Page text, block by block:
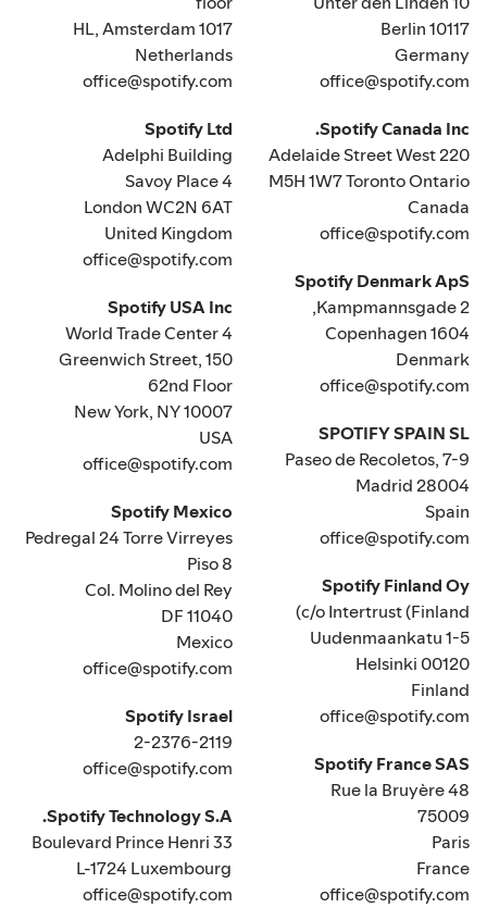
10117 Berlin
Germany
office@spotify.com
Spotify Canada Inc.
220 Adelaide Street West
M5H 1W7 Toronto Ontario
Canada
office@spotify.com
Spotify Denmark ApS
Kampmannsgade 2,
1604 Copenhagen
Denmark
office@spotify.com
SPOTIFY SPAIN SL
Paseo de Recoletos, 7-9
28004 Madrid
Spain
office@spotify.com
Spotify Finland Oy
c/o Intertrust (Finland)
Uudenmaankatu 1-5
00120 Helsinki
Finland
office@spotify.com
Spotify France SAS
48 Rue la Bruyère
75009
Paris
France
office@spotify.com
1017 HL, Amsterdam
Netherlands
office@spotify.com
Spotify Ltd
Adelphi Building
4 Savoy Place
London WC2N 6AT
United Kingdom
office@spotify.com
Spotify USA Inc
4 World Trade Center
150 Greenwich Street,
62nd Floor
New York, NY 10007
USA
office@spotify.com
Spotify Mexico
Pedregal 24 Torre Virreyes
Piso 8
Col. Molino del Rey
DF 11040
Mexico
office@spotify.com
Spotify Israel
2-2376-2119
office@spotify.com
Spotify Technology S.A.
33 Boulevard Prince Henri
L-1724 Luxembourg
office@spotify.com